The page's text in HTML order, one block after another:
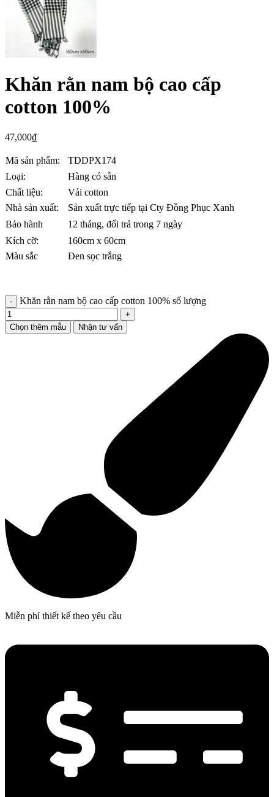
Khăn rằn nam bộ cao cấp
cotton 100%
47,000₫
Mã sản phẩm:
TDDPX174
Loại:
Hàng có sẵn
Chất liệu:
Vải cotton
Nhà sản xuất:
Sản xuất trực tiếp tại Cty Đồng Phục Xanh
Bảo hành
12 tháng, đổi trả trong 7 ngày
Kích cỡ:
160cm x 60cm
Màu sắc
Đen sọc trắng
Khăn rằn nam bộ cao cấp cotton 100% số lượng
Chọn thêm mẫu Nhận tư vấn
Miễn phí thiết kế theo yêu cầu